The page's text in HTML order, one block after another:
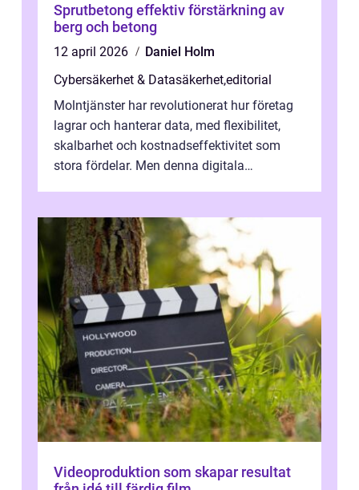
Sprutbetong effektiv förstärkning av
berg och betong
12 april 2026
Daniel Holm
Cybersäkerhet & Datasäkerhet,editorial
Molntjänster har revolutionerat hur företag
lagrar och hanterar data, med flexibilitet,
skalbarhet och kostnadseffektivitet som
stora fördelar. Men denna digitala
Videoproduktion som skapar resultat